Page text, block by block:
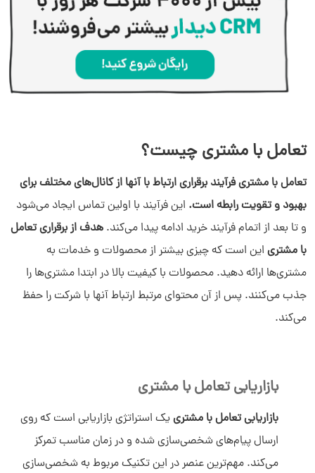
تعامل با مشتری چیست؟
تعامل با مشتری فرآیند برقراری ارتباط با آنها از کانال‌های مختلف برای
بهبود و تقویت رابطه است. این فرآیند با اولین تماس ایجاد می‌شود
و تا بعد از اتمام فرآیند خرید ادامه پیدا می‌کند. هدف از برقراری تعامل
با مشتری این است که چیزی بیشتر از محصولات و خدمات به
مشتری‌ها ارائه دهید. محصولات با کیفیت بالا در ابتدا مشتری‌ها را
جذب می‌کنند. پس از آن محتوای مرتبط ارتباط آنها با شرکت را حفظ
می‌کند.
بازاریابی تعامل با مشتری
بازاریابی تعامل با مشترییک استراتژی بازاریابی است که روی
ارسال پیام‌های شخصی‌سازی شده و در زمان مناسب تمرکز
می‌کند. مهم‌ترین عنصر در این تکنیک مربوط به شخصی‌سازی